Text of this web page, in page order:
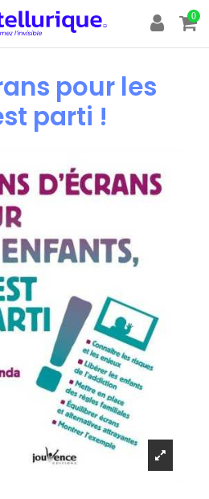
0
pour les
parti !